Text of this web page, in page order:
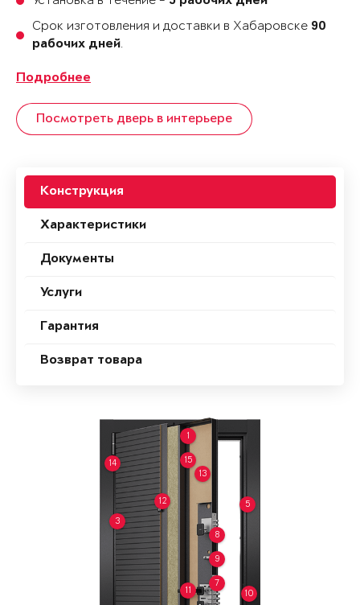
Срок изготовления и доставки в Хабаровске 90
рабочих дней.
Подробнее
Посмотреть дверь в интерьере
Конструкция
Характеристики
Документы
Услуги
Гарантия
Возврат товара
1
3
5
7
8
9
10
11
12
13
14 15